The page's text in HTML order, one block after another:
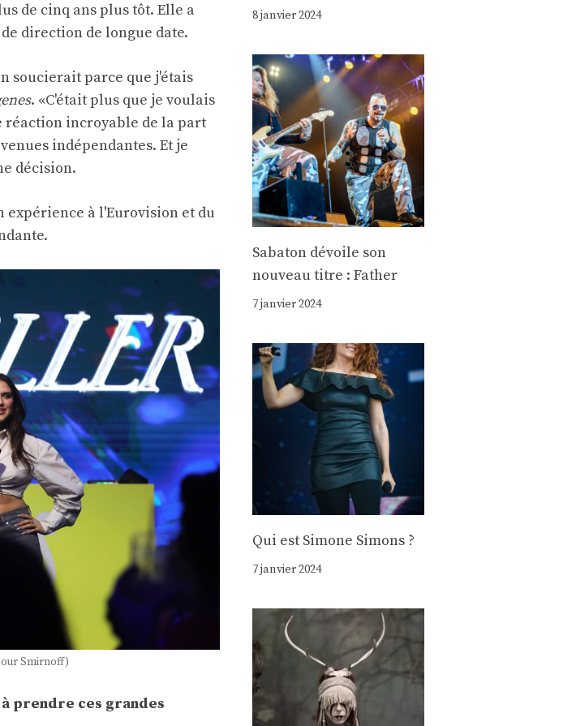
de cinq ans plus tôt. Elle a
direction de longue date.
soucierait parce que j'étais
. «C'était plus que je voulais
réaction incroyable de la part
indépendantes. Et je
décision.
expérience à l'Eurovision et du
Smirnoff)
à prendre ces grandes
8 janvier 2024
Sabaton dévoile son
nouveau titre : Father
7 janvier 2024
Qui est Simone Simons ?
7 janvier 2024